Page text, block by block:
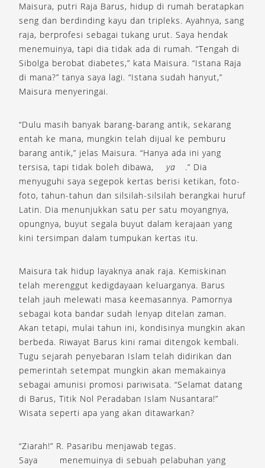
Maisura, putri Raja Barus, hidup di rumah beratapkan
seng dan berdinding kayu dan tripleks. Ayahnya, sang
raja, berprofesi sebagai tukang urut. Saya hendak
menemuinya, tapi dia tidak ada di rumah. “Tengah di
Sibolga berobat diabetes,” kata Maisura. “Istana Raja
di mana?” tanya saya lagi. “Istana sudah hanyut,”
Maisura menyeringai.
“Dulu masih banyak barang-barang antik, sekarang
entah ke mana, mungkin telah dijual ke pemburu
barang antik,” jelas Maisura. “Hanya ada ini yang
tersisa, tapi tidak boleh dibawa,
ya
.” Dia
menyuguhi saya segepok kertas berisi ketikan, foto-
foto, tahun-tahun dan silsilah-silsilah berangkai huruf
Latin. Dia menunjukkan satu per satu moyangnya,
opungnya, buyut segala buyut dalam kerajaan yang
kini tersimpan dalam tumpukan kertas itu.
Maisura tak hidup layaknya anak raja. Kemiskinan
telah merenggut kedigdayaan keluarganya. Barus
telah jauh melewati masa keemasannya. Pamornya
sebagai kota bandar sudah lenyap ditelan zaman.
Akan tetapi, mulai tahun ini, kondisinya mungkin akan
berbeda. Riwayat Barus kini ramai ditengok kembali.
Tugu sejarah penyebaran Islam telah didirikan dan
pemerintah setempat mungkin akan memakainya
sebagai amunisi promosi pariwisata. “Selamat datang
di Barus, Titik Nol Peradaban Islam Nusantara!”
Wisata seperti apa yang akan ditawarkan?
“Ziarah!” R. Pasaribu menjawab tegas.
Saya
menemuinya di sebuah pelabuhan yang